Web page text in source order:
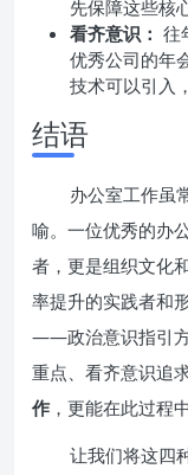
先保障这些核
看齐意识： 往
优秀公司的年
技术可以引入
结语
办公室工作虽
喻。一位优秀的办
者，更是组织文化
率提升的实践者和
——政治意识指引方
重点、看齐意识追
作 ，更能在此过程
让我们将这四